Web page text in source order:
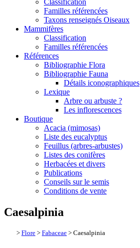
Classification
Familles référencées
Taxons renseignés Oiseaux
Mammifères
Classification
Familles référencées
Références
Bibliographie Flora
Bibliographie Fauna
Détails iconographiques
Lexique
Arbre ou arbuste ?
Les inflorescences
Boutique
Acacia (mimosas)
Liste des eucalyptus
Feuillus (arbres-arbustes)
Listes des conifères
Herbacées et divers
Publications
Conseils sur le semis
Conditions de vente
Caesalpinia
> Flore > Fabaceae > Caesalpinia